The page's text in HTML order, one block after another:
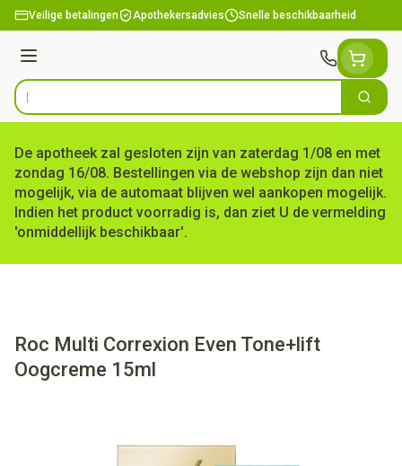
Ga naar de inhoud
Veilige betalingen Apothekersadvies Snelle beschikbaarheid
Menu
Product, merk, categorie... Zoek
De apotheek zal gesloten zijn van zaterdag 1/08 en met
zondag 16/08. Bestellingen via de webshop zijn dan niet
mogelijk, via de automaat blijven wel aankopen mogelijk.
Indien het product voorradig is, dan ziet U de vermelding
'onmiddellijk beschikbaar'.
Roc Multi Correxion Even Tone+lift
Oogcreme 15ml